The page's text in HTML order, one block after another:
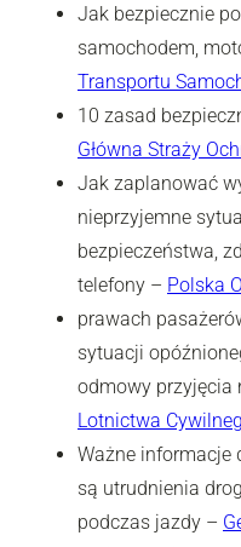
Jak bezpiecznie
samochodem,
Transportu
10 zasad
Główna Straży
Jak zaplanować
nieprzyjemne
bezpieczeństwa,
telefony – Polska
prawach
sytuacji
odmowy przyjęcia
Lotnictwa
Ważne informacje
są utrudnienia
podczas jazdy –